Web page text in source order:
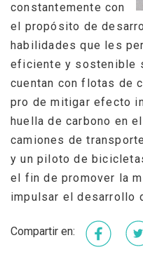
constantemente con
el propósito de
habilidades que les
eficiente y sostenible
cuentan con flotas de
pro de mitigar efecto
huella de carbono en
camiones de
y un piloto de
el fin de promover la
impulsar el desarrollo